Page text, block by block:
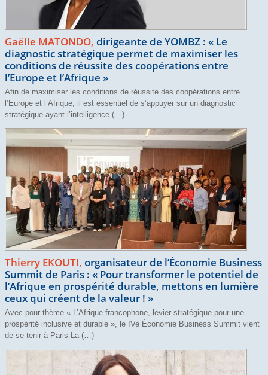
Gaëlle MATONDO, dirigeante de YOMBZ : « Le
diagnostic stratégique permet de maximiser les
conditions de réussite des coopérations entre
l’Europe et l’Afrique »
Afin de maximiser les conditions de réussite des coopérations entre
l’Europe et l’Afrique, il est essentiel de s’appuyer sur un diagnostic
stratégique ayant l’intelligence (…)
Thierry EKOUTI, organisateur de l’Économie Business
Summit de Paris : « Pour transformer le potentiel de
l’Afrique en prospérité durable, mettons en lumière
ceux qui créent de la valeur ! »
Avec pour thème « L’Afrique francophone, levier stratégique pour une
prospérité inclusive et durable », le IVe Économie Business Summit vient
de se tenir à Paris-La (…)